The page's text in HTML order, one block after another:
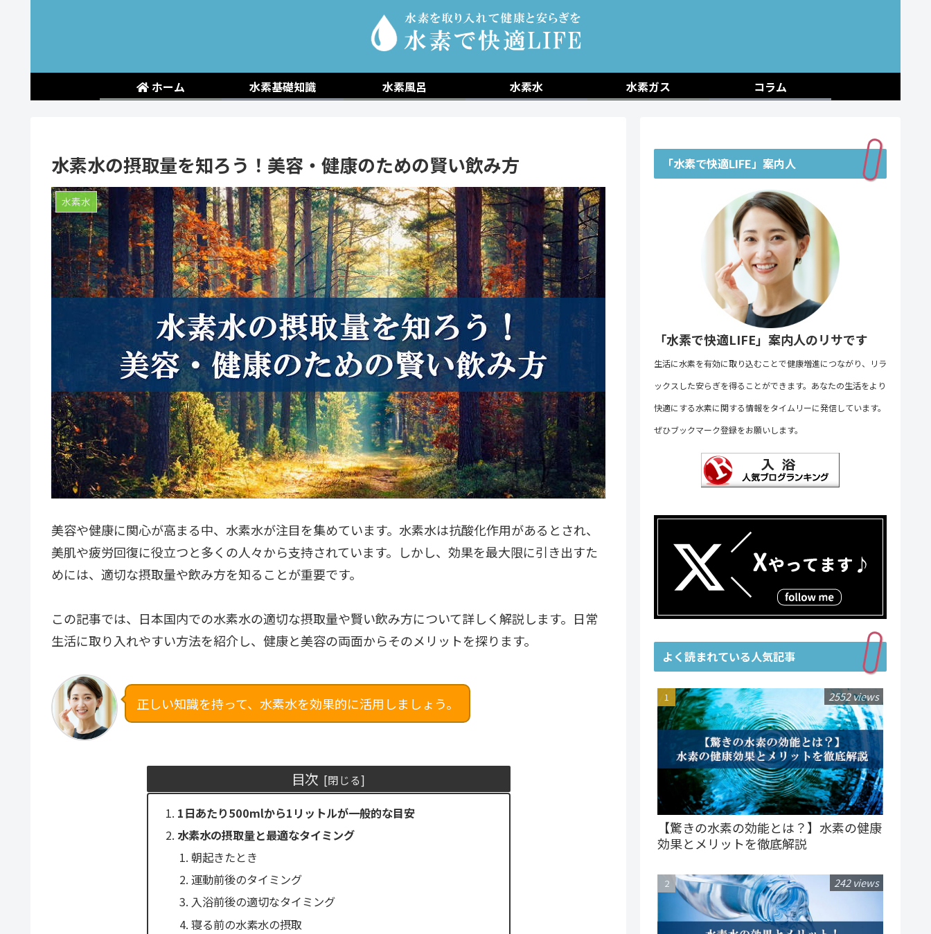
ホーム 水素基礎知識 水素風呂 水素水 水素ガス コラム
水素水の摂取量を知ろう！美容・健康のための賢い飲み方
水素水
美容や健康に関心が高まる中、水素水が注目を集めています。水素水は抗酸化作用があるとされ、
美肌や疲労回復に役立つと多くの人々から支持されています。しかし、効果を最大限に引き出すた
めには、適切な摂取量や飲み方を知ることが重要です。
この記事では、日本国内での水素水の適切な摂取量や賢い飲み方について詳しく解説します。日常
生活に取り入れやすい方法を紹介し、健康と美容の両面からそのメリットを探ります。
正しい知識を持って、水素水を効果的に活用しましょう。
目次
1日あたり500mlから1リットルが一般的な目安
水素水の摂取量と最適なタイミング
朝起きたとき
運動前後のタイミング
入浴前後の適切なタイミング
寝る前の水素水の摂取
「水素で快適LIFE」案内人
「水素で快適LIFE」案内人のリサです
生活に水素を有効に取り込むことで健康増進につながり、リラ
ックスした安らぎを得ることができます。あなたの生活をより
快適にする水素に関する情報をタイムリーに発信しています。
ぜひブックマーク登録をお願いします。
よく読まれている人気記事
【驚きの水素の効能とは？】水素の健康
効果とメリットを徹底解説
2552 views
242 views